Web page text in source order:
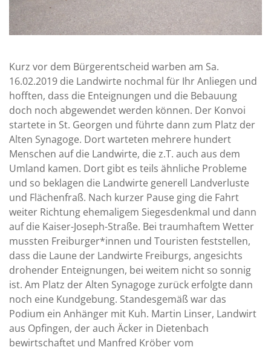
Kurz vor dem Bürgerentscheid warben am Sa.
16.02.2019 die Landwirte nochmal für Ihr Anliegen und
hofften, dass die Enteignungen und die Bebauung
doch noch abgewendet werden können. Der Konvoi
startete in St. Georgen und führte dann zum Platz der
Alten Synagoge. Dort warteten mehrere hundert
Menschen auf die Landwirte, die z.T. auch aus dem
Umland kamen. Dort gibt es teils ähnliche Probleme
und so beklagen die Landwirte generell Landverluste
und Flächenfraß. Nach kurzer Pause ging die Fahrt
weiter Richtung ehemaligem Siegesdenkmal und dann
auf die Kaiser-Joseph-Straße. Bei traumhaftem Wetter
mussten Freiburger*innen und Touristen feststellen,
dass die Laune der Landwirte Freiburgs, angesichts
drohender Enteignungen, bei weitem nicht so sonnig
ist. Am Platz der Alten Synagoge zurück erfolgte dann
noch eine Kundgebung. Standesgemäß war das
Podium ein Anhänger mit Kuh. Martin Linser, Landwirt
aus Opfingen, der auch Äcker in Dietenbach
bewirtschaftet und Manfred Kröber vom